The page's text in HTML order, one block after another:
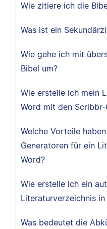
Wie zitiere ich die
Was ist ein
Wie gehe ich mit
Bibel um?
Wie erstelle ich mein
Word mit den Scribbr-
Welche Vorteile
Generatoren für ein
Word?
Wie erstelle ich ein
Literaturverzeichnis in
Was bedeutet die